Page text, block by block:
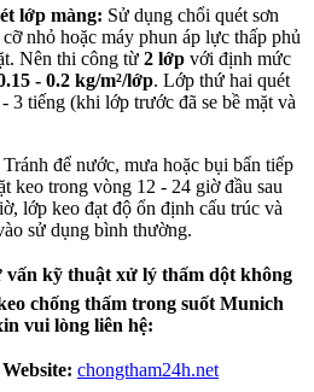
lớp màng: Sử dụng chổi quét sơn
nhỏ hoặc máy phun áp lực thấp phủ
Nên thi công từ 2 lớp với định mức
- 0.2 kg/m²/lớp. Lớp thứ hai quét
3 tiếng (khi lớp trước đã se bề mặt và
Tránh để nước, mưa hoặc bụi bẩn tiếp
keo trong vòng 12 - 24 giờ đầu sau
lớp keo đạt độ ổn định cấu trúc và
sử dụng bình thường.
vấn kỹ thuật xử lý thấm dột không
chống thấm trong suốt Munich
vui lòng liên hệ:
Website: chongtham24h.net